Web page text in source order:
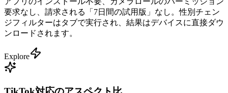
要求なし、請求される「7日間の試用版」なし。性別チェン
ジフィルターはタブで実行され、結果はデバイスに直接ダウ
ンロードされます。
Explore